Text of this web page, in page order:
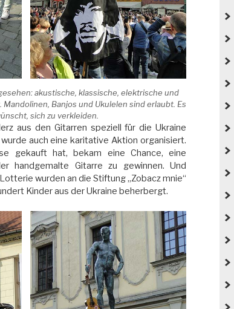
akustische, klassische, elektrische und
Banjos und Ukulelen sind erlaubt. Es
sich zu verkleiden.
aus den Gitarren speziell für die Ukraine
auch eine karitative Aktion organisiert.
gekauft hat, bekam eine Chance, eine
handgemalte Gitarre zu gewinnen. Und
wurden an die Stiftung „Zobacz mnie“
Kinder aus der Ukraine beherbergt.